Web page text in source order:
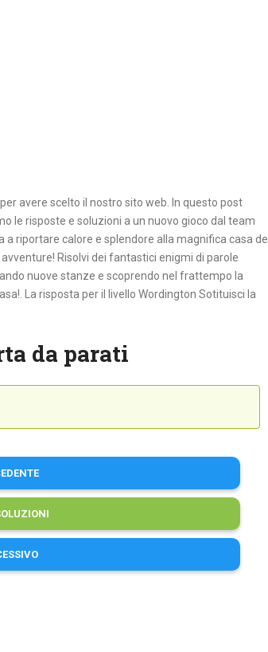
per avere scelto il nostro sito web. In questo post
le risposte e soluzioni a un nuovo gioco dal team
riportare calore e splendore alla magnifica casa del
Risolvi dei fantastici enigmi di parole
nuove stanze e scoprendo nel frattempo la
La risposta per il livello Wordington Sotituisci la
da parati